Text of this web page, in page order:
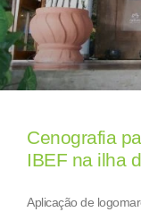
Cenografia
IBEF na ilha
Aplicação de